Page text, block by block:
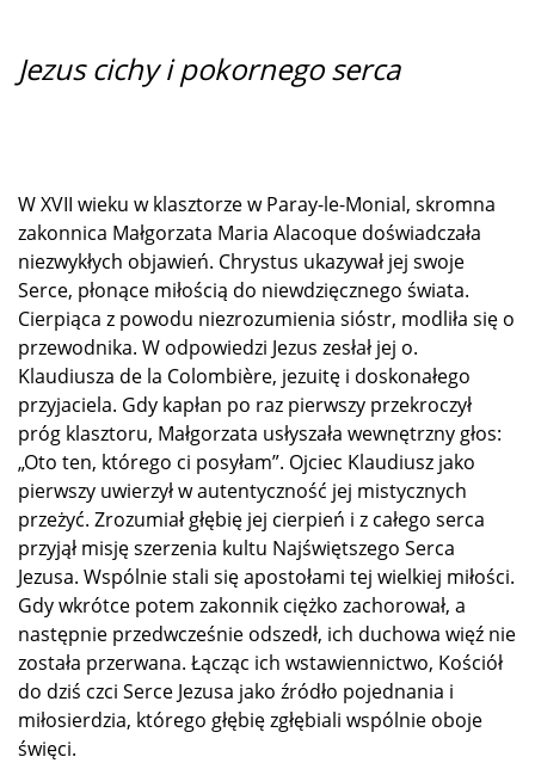
Jezus cichy i pokornego serca
W XVII wieku w klasztorze w Paray-le-Monial, skromna
zakonnica Małgorzata Maria Alacoque doświadczała
niezwykłych objawień. Chrystus ukazywał jej swoje
Serce, płonące miłością do niewdzięcznego świata.
Cierpiąca z powodu niezrozumienia sióstr, modliła się o
przewodnika. W odpowiedzi Jezus zesłał jej o.
Klaudiusza de la Colombière, jezuitę i doskonałego
przyjaciela. Gdy kapłan po raz pierwszy przekroczył
próg klasztoru, Małgorzata usłyszała wewnętrzny głos:
„Oto ten, którego ci posyłam”. Ojciec Klaudiusz jako
pierwszy uwierzył w autentyczność jej mistycznych
przeżyć. Zrozumiał głębię jej cierpień i z całego serca
przyjął misję szerzenia kultu Najświętszego Serca
Jezusa. Wspólnie stali się apostołami tej wielkiej miłości.
Gdy wkrótce potem zakonnik ciężko zachorował, a
następnie przedwcześnie odszedł, ich duchowa więź nie
została przerwana. Łącząc ich wstawiennictwo, Kościół
do dziś czci Serce Jezusa jako źródło pojednania i
miłosierdzia, którego głębię zgłębiali wspólnie oboje
święci.